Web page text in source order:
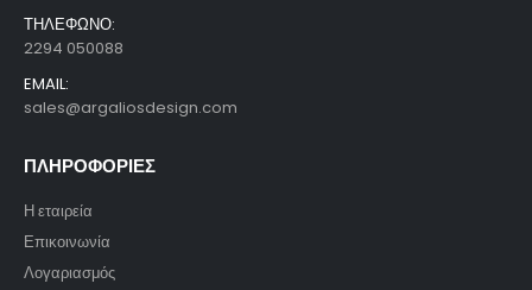
ΤΗΛΕΦΩΝΟ:
2294 050088
EMAIL:
sales@argaliosdesign.com
ΠΛΗΡΟΦΟΡΙΕΣ
Η εταιρεία
Επικοινωνία
Λογαριασμός